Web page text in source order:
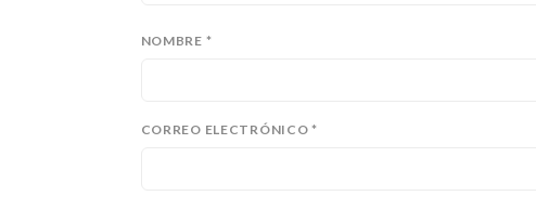
NOMBRE *
CORREO ELECTRÓNICO*